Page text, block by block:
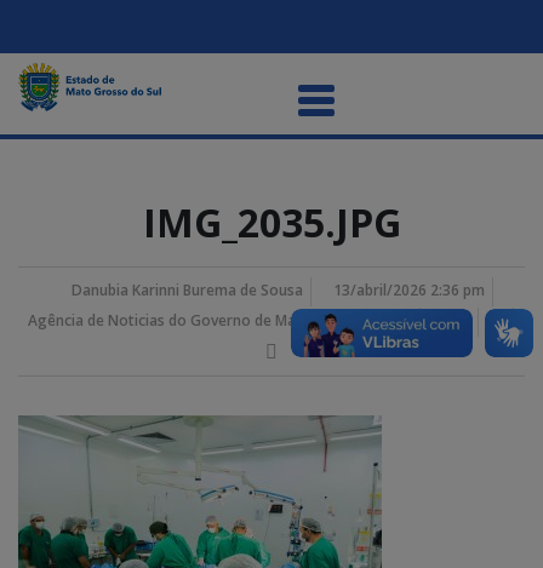
IMG_2035.JPG
Danubia Karinni Burema de Sousa
13/abril/2026 2:36 pm
Agência de Noticias do Governo de Mato Grosso do Sul